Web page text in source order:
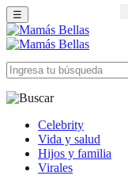
☰
Celebrity
Vida y salud
Hijos y familia
Virales